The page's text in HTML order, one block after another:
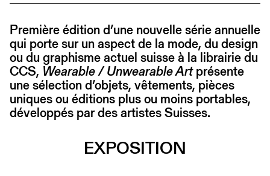
Première édition d’une nouvelle série annuelle
qui porte sur un aspect de la mode, du design
ou du graphisme actuel suisse à la librairie du
CCS, Wearable / Unwearable Artprésente
une sélection d’objets, vêtements, pièces
uniques ou éditions plus ou moins portables,
développés par des artistes Suisses.
EXPOSITION